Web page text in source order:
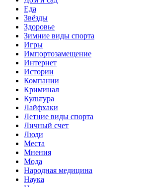
Еда
Звёзды
Здоровье
Зимние виды спорта
Игры
Импортозамещение
Интернет
Истории
Компании
Криминал
Культура
Лайфхаки
Летние виды спорта
Личный счет
Люди
Места
Мнения
Мода
Народная медицина
Наука